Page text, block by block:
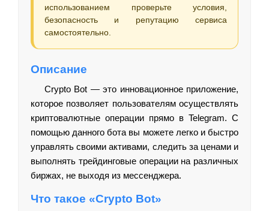
использованием проверьте условия,
безопасность и репутацию сервиса
самостоятельно.
Описание
Crypto Bot — это инновационное приложение,
которое позволяет пользователям осуществлять
криптовалютные операции прямо в Telegram. С
помощью данного бота вы можете легко и быстро
управлять своими активами, следить за ценами и
выполнять трейдинговые операции на различных
биржах, не выходя из мессенджера.
Что такое «Crypto Bot»